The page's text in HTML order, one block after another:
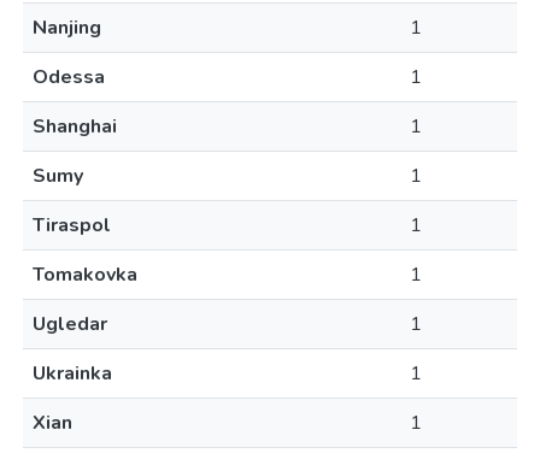
Nanjing
1
Odessa
1
Shanghai
1
Sumy
1
Tiraspol
1
Tomakovka
1
Ugledar
1
Ukrainka
1
Xian
1